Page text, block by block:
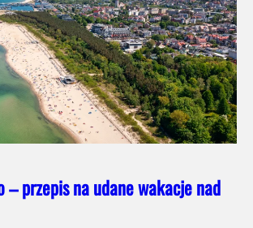
– przepis na udane wakacje nad